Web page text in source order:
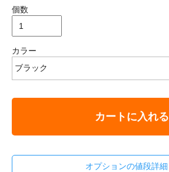
個数
カラー
カートに入れる
オプションの値段詳細